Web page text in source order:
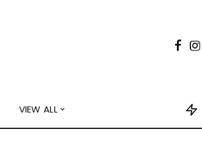
VIEW ALL